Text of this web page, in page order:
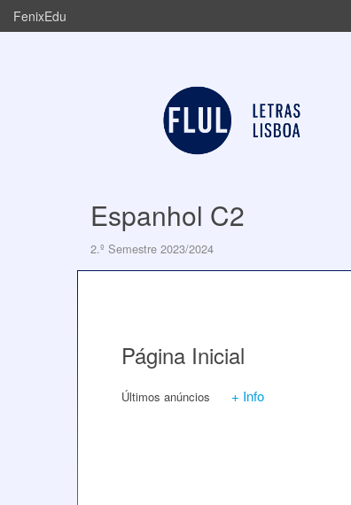
FenixEdu
Espanhol C2
2.º Semestre 2023/2024
Página Inicial
Últimos anúncios + Info